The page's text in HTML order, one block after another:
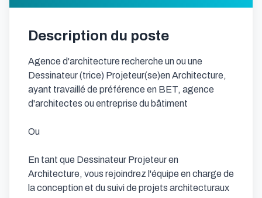
Description du poste
Agence d'architecture recherche un ou une
Dessinateur (trice) Projeteur(se)en Architecture,
ayant travaillé de préférence en BET, agence
d'architectes ou entreprise du bâtiment
Ou
En tant que Dessinateur Projeteur en
Architecture, vous rejoindrez l'équipe en charge de
la conception et du suivi de projets architecturaux